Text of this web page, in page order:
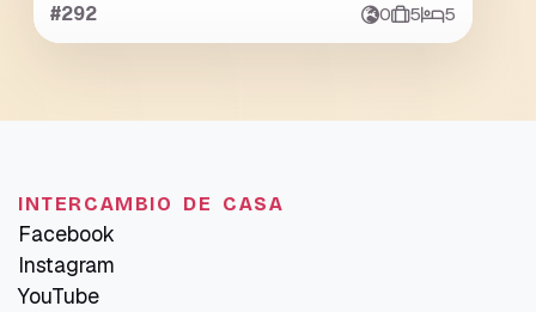
#292 0 5 5
INTERCAMBIO DE CASA
Facebook
Instagram
YouTube